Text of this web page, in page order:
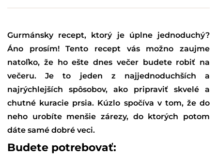
Gurmánsky recept, ktorý je úplne jednoduchý?
Áno prosím! Tento recept vás možno zaujme
natoľko, že ho ešte dnes večer budete robiť na
večeru. Je to jeden z najjednoduchších a
najrýchlejších spôsobov, ako pripraviť skvelé a
chutné kuracie prsia. Kúzlo spočíva v tom, že do
neho urobíte menšie zárezy, do ktorých potom
dáte samé dobré veci.
Budete potrebovať: